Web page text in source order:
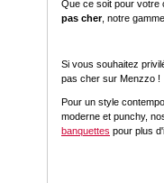
Que ce soit pour votre
pas cher, notre
Si vous souhaitez
pas cher sur Menzzo !
Pour un style
moderne et punchy,
banquettes pour plus